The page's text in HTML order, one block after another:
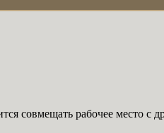
совмещать рабочее место с